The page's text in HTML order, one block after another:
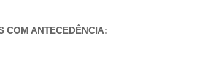
COM ANTECEDÊNCIA: